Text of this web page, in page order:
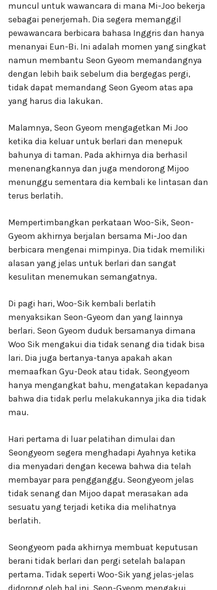
muncul untuk wawancara di mana Mi-Joo bekerja
sebagai penerjemah. Dia segera memanggil
pewawancara berbicara bahasa Inggris dan hanya
menanyai Eun-Bi. Ini adalah momen yang singkat
namun membantu Seon Gyeom memandangnya
dengan lebih baik sebelum dia bergegas pergi,
tidak dapat memandang Seon Gyeom atas apa
yang harus dia lakukan.
Malamnya, Seon Gyeom mengagetkan Mi Joo
ketika dia keluar untuk berlari dan menepuk
bahunya di taman. Pada akhirnya dia berhasil
menenangkannya dan juga mendorong Mijoo
menunggu sementara dia kembali ke lintasan dan
terus berlatih.
Mempertimbangkan perkataan Woo-Sik, Seon-
Gyeom akhirnya berjalan bersama Mi-Joo dan
berbicara mengenai mimpinya. Dia tidak memiliki
alasan yang jelas untuk berlari dan sangat
kesulitan menemukan semangatnya.
Di pagi hari, Woo-Sik kembali berlatih
menyaksikan Seon-Gyeom dan yang lainnya
berlari. Seon Gyeom duduk bersamanya dimana
Woo Sik mengakui dia tidak senang dia tidak bisa
lari. Dia juga bertanya-tanya apakah akan
memaafkan Gyu-Deok atau tidak. Seongyeom
hanya mengangkat bahu, mengatakan kepadanya
bahwa dia tidak perlu melakukannya jika dia tidak
mau.
Hari pertama di luar pelatihan dimulai dan
Seongyeom segera menghadapi Ayahnya ketika
dia menyadari dengan kecewa bahwa dia telah
membayar para pengganggu. Seongyeom jelas
tidak senang dan Mijoo dapat merasakan ada
sesuatu yang terjadi ketika dia melihatnya
berlatih.
Seongyeom pada akhirnya membuat keputusan
berani tidak berlari dan pergi setelah balapan
pertama. Tidak seperti Woo-Sik yang jelas-jelas